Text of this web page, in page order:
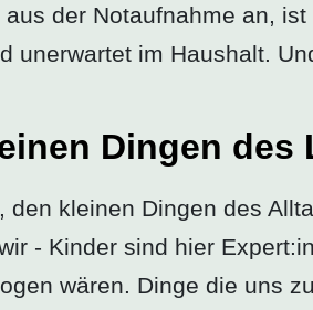
aus der Notaufnahme an,
unerwartet im Haushalt.
Dingen
den kleinen Dingen des
- Kinder sind hier
wären. Dinge die uns